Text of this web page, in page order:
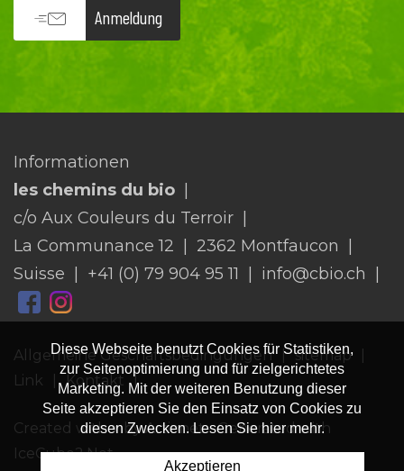
Anmeldung
Informationen
les chemins du bio
c/o Aux Couleurs du Terroir
La Communance 12
2362 Montfaucon
Suisse
+41 (0) 79 904 95 11 info@cbio.ch
Allgemeine Geschäftsbedingungen
sitemap
Link
Kontakt
Created with♥by Artionet-Generated with
IceCube2.Net
Diese Webseite benutzt Cookies für Statistiken,
zur Seitenoptimierung und für zielgerichtetes
Marketing. Mit der weiteren Benutzung dieser
Seite akzeptieren Sie den Einsatz von Cookies zu
diesen Zwecken. Lesen Sie hier mehr.
Akzeptieren